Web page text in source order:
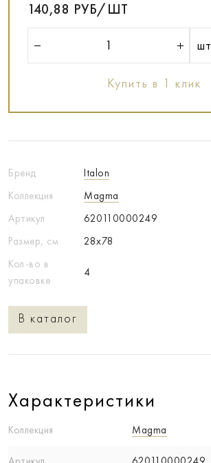
Бренд
Italon
Коллекция
Magma
Артикул
620110000249
Размер, см
28x78
Кол-во в
упаковке
4
В каталог
140,88 РУБ/ШТ
шт
Купить в 1 клик
Характеристики
Коллекция Magma